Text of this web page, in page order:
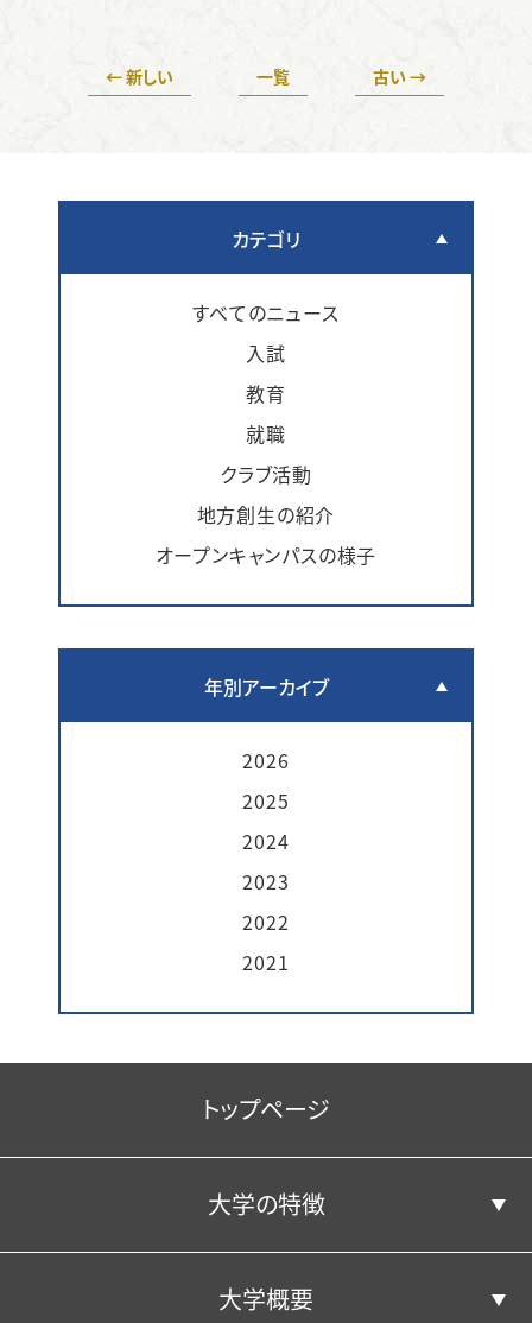
← 新しい 一覧 古い →
カテゴリ
すべてのニュース
入試
教育
就職
クラブ活動
地方創生の紹介
オープンキャンパスの様子
年別アーカイブ
2026
2025
2024
2023
2022
2021
トップページ
大学の特徴
コンピテンシー育成プログラムとは
大学概要